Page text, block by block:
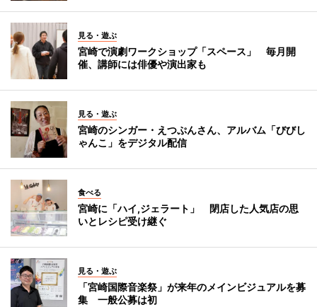
見る・遊ぶ
宮崎で演劇ワークショップ「スペース」 毎月開
催、講師には俳優や演出家も
見る・遊ぶ
宮崎のシンガー・えつぷんさん、アルバム「びびし
ゃんこ」をデジタル配信
食べる
宮崎に「ハイ,ジェラート」 閉店した人気店の思
いとレシピ受け継ぐ
見る・遊ぶ
「宮崎国際音楽祭」が来年のメインビジュアルを募
集 一般公募は初